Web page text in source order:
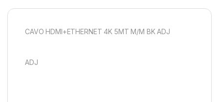
CAVO HDMI+ETHERNET 4K 5MT M/M BK ADJ
ADJ